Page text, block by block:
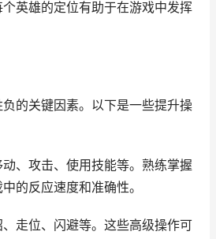
英雄的定位有助于在游戏中发挥
的关键因素。以下是一些提升操
、攻击、使用技能等。熟练掌握
的反应速度和准确性。
走位、闪避等。这些高级操作可